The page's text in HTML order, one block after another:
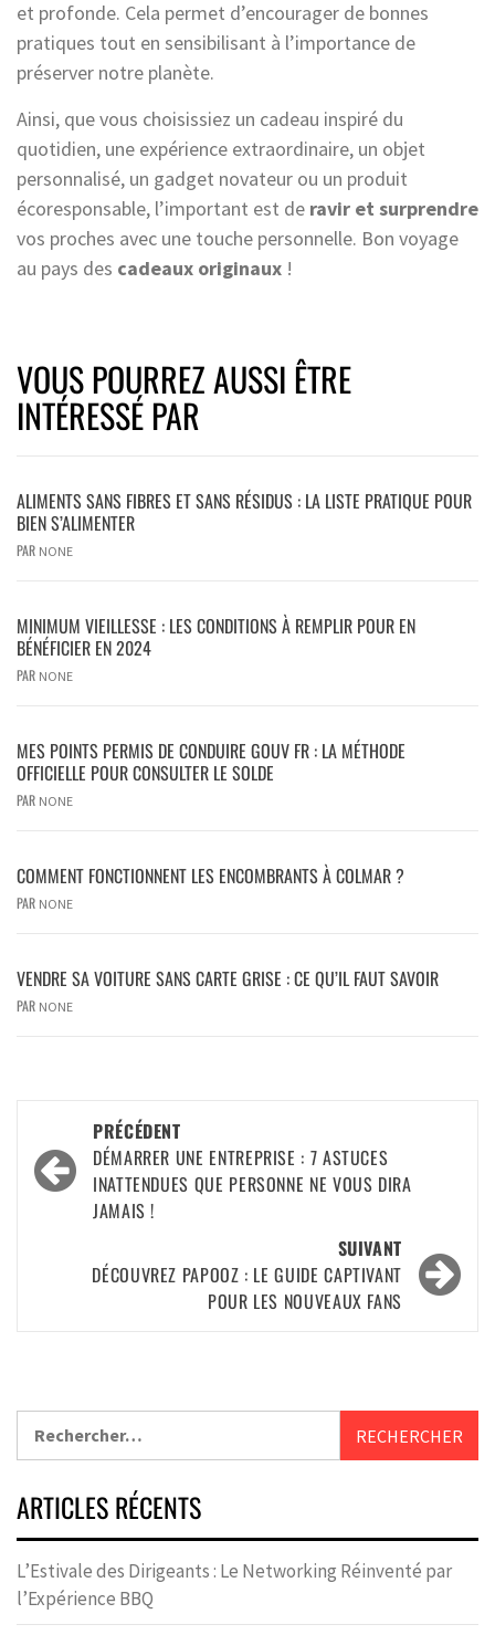
et profonde. Cela permet d’encourager de bonnes
pratiques tout en sensibilisant à l’importance de
préserver notre planète.
Ainsi, que vous choisissiez un cadeau inspiré du
quotidien, une expérience extraordinaire, un objet
personnalisé, un gadget novateur ou un produit
écoresponsable, l’important est de ravir et surprendre
vos proches avec une touche personnelle. Bon voyage
au pays des cadeaux originaux !
VOUS POURREZ AUSSI ÊTRE
INTÉRESSÉ PAR
ALIMENTS SANS FIBRES ET SANS RÉSIDUS : LA LISTE PRATIQUE POUR
BIEN S’ALIMENTER
PAR NONE
MINIMUM VIEILLESSE : LES CONDITIONS À REMPLIR POUR EN
BÉNÉFICIER EN 2024
PAR NONE
MES POINTS PERMIS DE CONDUIRE GOUV FR : LA MÉTHODE
OFFICIELLE POUR CONSULTER LE SOLDE
PAR NONE
COMMENT FONCTIONNENT LES ENCOMBRANTS À COLMAR ?
PAR NONE
VENDRE SA VOITURE SANS CARTE GRISE : CE QU’IL FAUT SAVOIR
PAR NONE
PRÉCÉDENT
DÉMARRER UNE ENTREPRISE : 7 ASTUCES
INATTENDUES QUE PERSONNE NE VOUS DIRA
JAMAIS !
SUIVANT
DÉCOUVREZ PAPOOZ : LE GUIDE CAPTIVANT
POUR LES NOUVEAUX FANS
ARTICLES RÉCENTS
L’Estivale des Dirigeants : Le Networking Réinventé par
l’Expérience BBQ